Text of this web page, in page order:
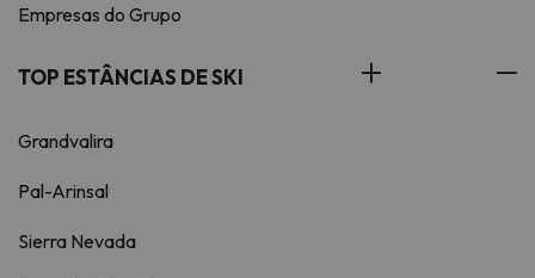
Empresas do Grupo
TOP ESTÂNCIAS DE SKI
Grandvalira
Pal-Arinsal
Sierra Nevada